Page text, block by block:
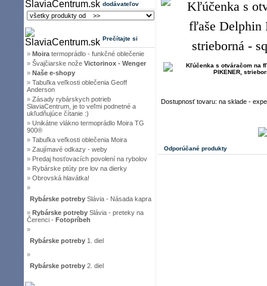
dodávateľov
Prečítajte si
» Moira termoprádlo - funkčné oblečenie
» Švajčiarske nože Victorinox - Wenger
» Naše e-shopy
» Tabuľka veľkosti oblečenia Geoff
Anderson
» Zásady rybárskych potrieb
SlaviaCentrum, je to veľmi podnetné a
ukľudňujúce čítanie :)
» Unikátne vlákno termoprádlo Moira TG
900®
» Tabuľka veľkosti oblečenia Moira
» Zaujímavé odkazy - weby
» Predaj hosťovacích povolení na rybolov
» Rybárske ptúty pre lov na dierky
» Obrovská hlavátka!
»
Rybárske potreby Slávia - Násada kapra
» Rybárske potreby Slávia - preteky na
Čerenci - Fotopríbeh
»
Rybárske potreby 1. diel
»
Rybárske potreby 2. diel
Dostupnosť tovaru: na sklade -
Odporúčané produkty